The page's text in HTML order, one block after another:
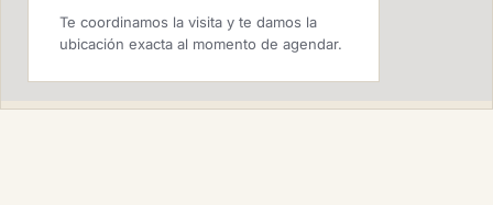
Te coordinamos la visita y te damos la
ubicación exacta al momento de agendar.